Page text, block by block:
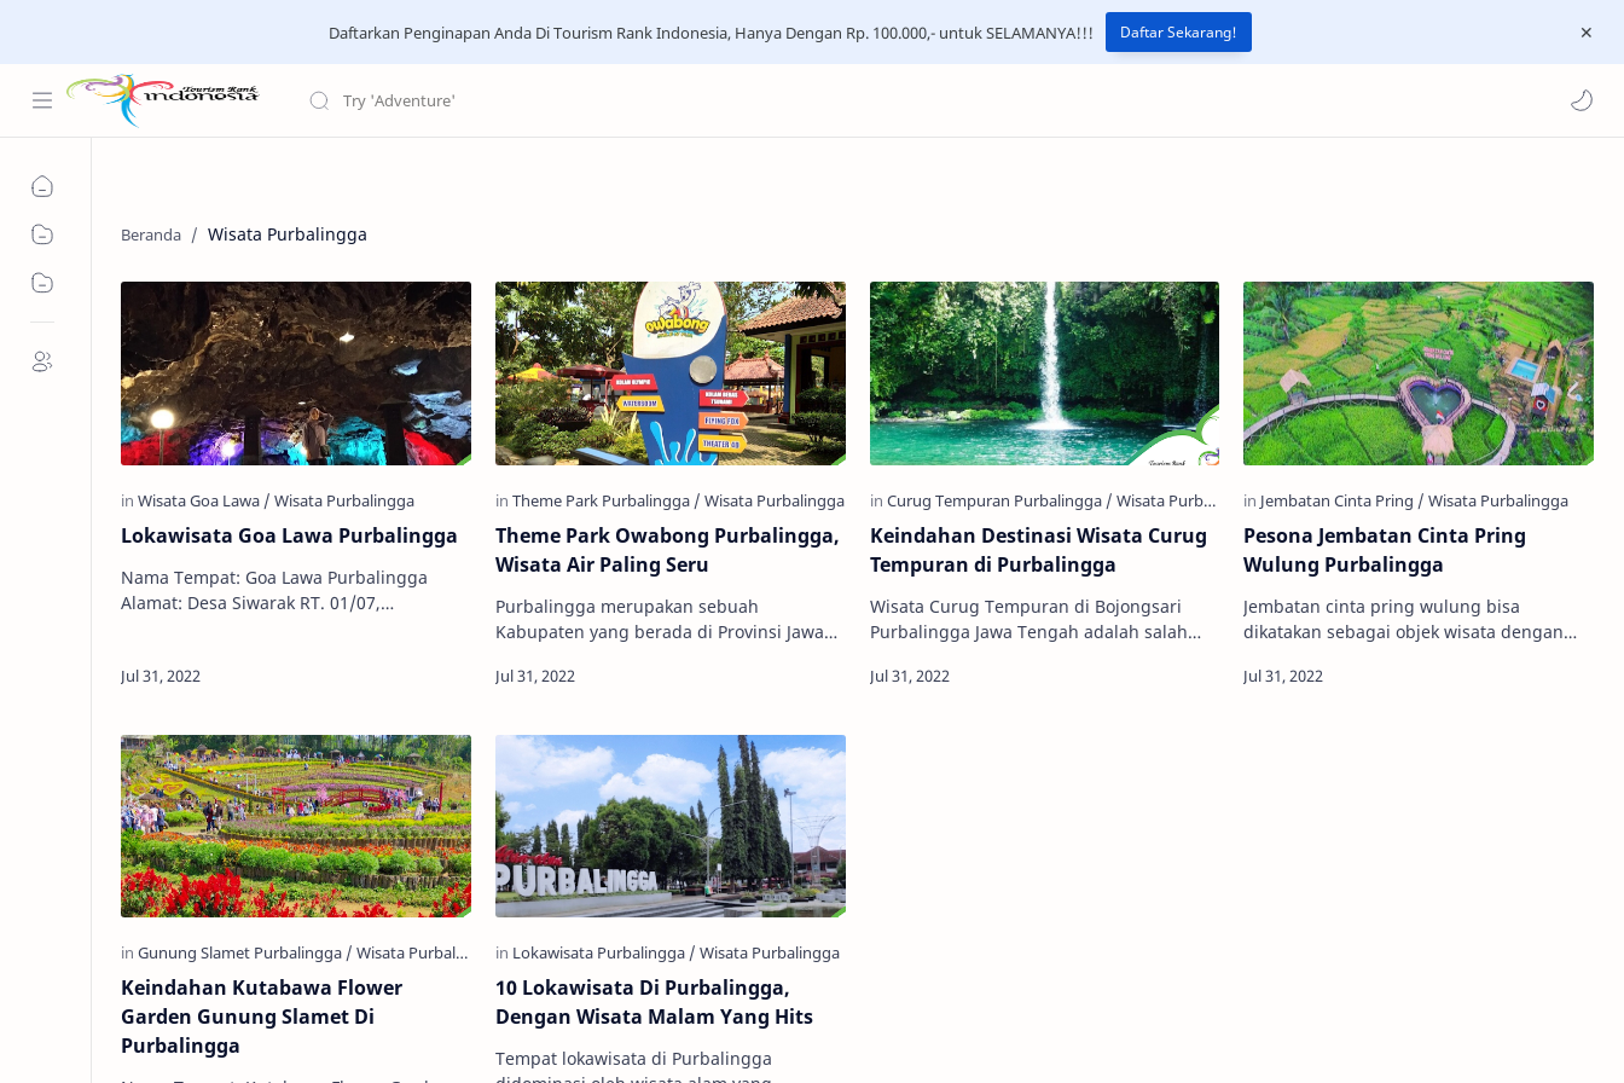
Daftarkan Penginapan Anda Di Tourism Rank Indonesia, Hanya Dengan Rp. 100.000,- untuk SELAMANYA!!! Daftar Sekarang!
Wisata Purbalingga
Lokawisata Goa Lawa Purbalingga
Nama Tempat: Goa Lawa Purbalingga
Alamat: Desa Siwarak RT. 01/07,
Jawa Tengah 5335…
Theme Park Owabong Purbalingga,
Wisata Air Paling Seru
Purbalingga merupakan sebuah
Kabupaten yang berada di Provinsi Jawa
diapit beberapa rangkaian pegunungan.
Keindahan Destinasi Wisata Curug
Tempuran di Purbalingga
Wisata Curug Tempuran di Bojongsari
Purbalingga Jawa Tengah adalah salah
Bumisari, Kecamatan Bojongsari, Kabu…
Pesona Jembatan Cinta Pring
Wulung Purbalingga
Jembatan cinta pring wulung bisa
dikatakan sebagai objek wisata dengan
Jika sebelumnya banyak dibahas
Keindahan Kutabawa Flower
Garden Gunung Slamet Di
Purbalingga
10 Lokawisata Di Purbalingga,
Dengan Wisata Malam Yang Hits
Tempat lokawisata di Purbalingga